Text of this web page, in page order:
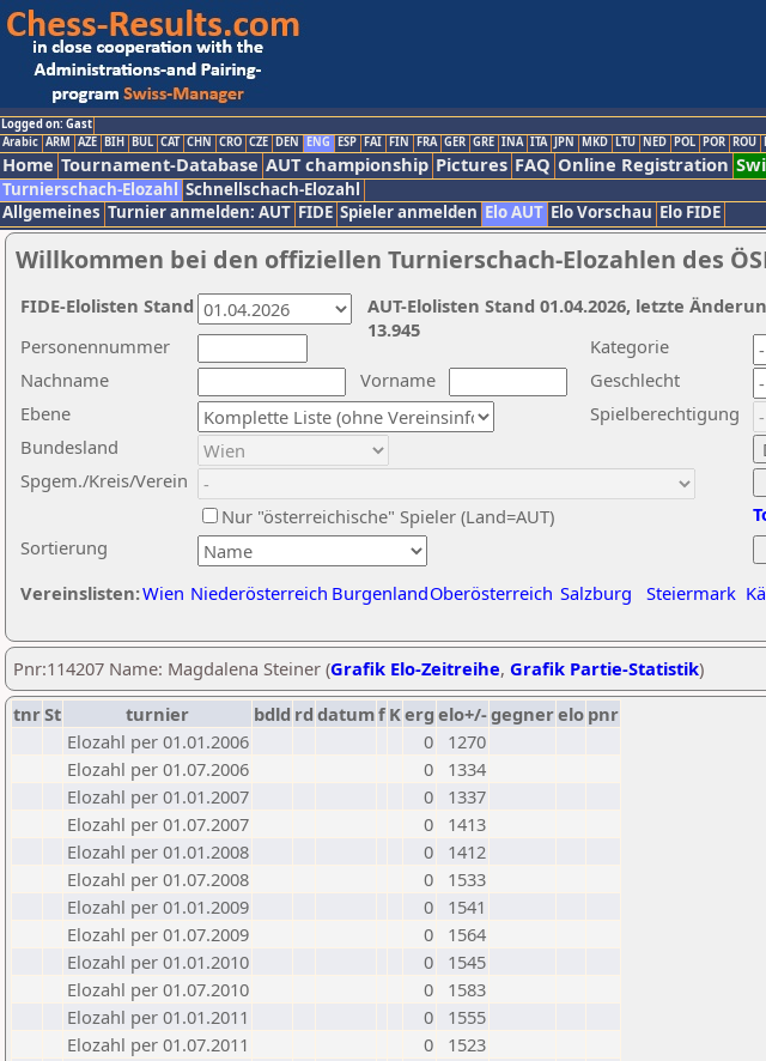
Logged on: Gast
Arabic ARM AZE BIH BUL CAT CHN CRO CZE DEN ENG ESP FAI FIN FRA GER GRE INA ITA JPN MKD LTU NED POL POR ROU
Home Tournament-Database AUT championship Pictures FAQ Online Registration
Turnierschach-Elozahl Schnellschach-Elozahl
Allgemeines Turnier anmelden: AUT FIDE Spieler anmelden Elo AUT Elo Vorschau Elo FIDE
Willkommen bei den offiziellen Turnierschach-Elozahlen des
Nachname
Vorname
Ebene
Kategorie
Sortierung
Personennummer
Bundesland
Spgem./Kreis/Verein
Geschlecht
Nur "österreichische" Spieler (Land=AUT)
Spielberechtigung
Vereinslisten:Wien Niederösterreich BurgenlandOberösterreich Salzburg Steiermark
AUT-Elolisten Stand 01.04.2026, letzte
13.945
FIDE-Elolisten Stand
Pnr:114207 Name: Magdalena Steiner (Grafik Elo-Zeitreihe, Grafik Partie-Statistik)
tnrSt turnier bdld rd datumf Kerg elo+/-gegnerelo pnr
Elozahl per 01.01.2006
0
1270
Elozahl per 01.07.2006
0
1334
Elozahl per 01.01.2007
0
1337
Elozahl per 01.07.2007
0
1413
Elozahl per 01.01.2008
0
1412
Elozahl per 01.07.2008
0
1533
Elozahl per 01.01.2009
0
1541
Elozahl per 01.07.2009
0
1564
Elozahl per 01.01.2010
0
1545
Elozahl per 01.07.2010
0
1583
Elozahl per 01.01.2011
0
1555
Elozahl per 01.07.2011
0
1523